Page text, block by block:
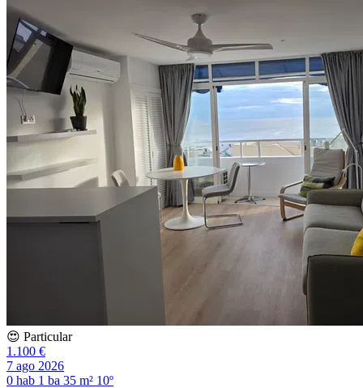
😍 Particular
1.100 €
7 ago 2026
0 hab 1 ba 35 m² 10º